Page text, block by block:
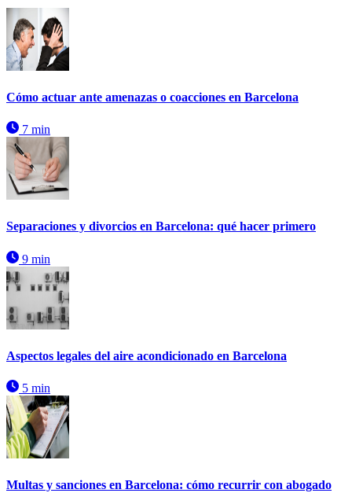
Cómo actuar ante amenazas o coacciones en Barcelona
7 min
Separaciones y divorcios en Barcelona: qué hacer primero
9 min
Aspectos legales del aire acondicionado en Barcelona
5 min
Multas y sanciones en Barcelona: cómo recurrir con abogado